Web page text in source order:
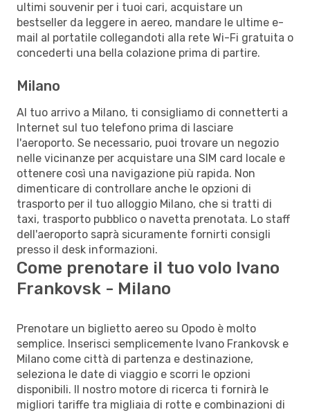
ultimi souvenir per i tuoi cari, acquistare un
bestseller da leggere in aereo, mandare le ultime e-
mail al portatile collegandoti alla rete Wi-Fi gratuita o
concederti una bella colazione prima di partire.
Milano
Al tuo arrivo a Milano, ti consigliamo di connetterti a
Internet sul tuo telefono prima di lasciare
l'aeroporto. Se necessario, puoi trovare un negozio
nelle vicinanze per acquistare una SIM card locale e
ottenere così una navigazione più rapida. Non
dimenticare di controllare anche le opzioni di
trasporto per il tuo alloggio Milano, che si tratti di
taxi, trasporto pubblico o navetta prenotata. Lo staff
dell'aeroporto saprà sicuramente fornirti consigli
presso il desk informazioni.
Come prenotare il tuo volo Ivano
Frankovsk - Milano
Prenotare un biglietto aereo su Opodo è molto
semplice. Inserisci semplicemente Ivano Frankovsk e
Milano come città di partenza e destinazione,
seleziona le date di viaggio e scorri le opzioni
disponibili. Il nostro motore di ricerca ti fornirà le
migliori tariffe tra migliaia di rotte e combinazioni di